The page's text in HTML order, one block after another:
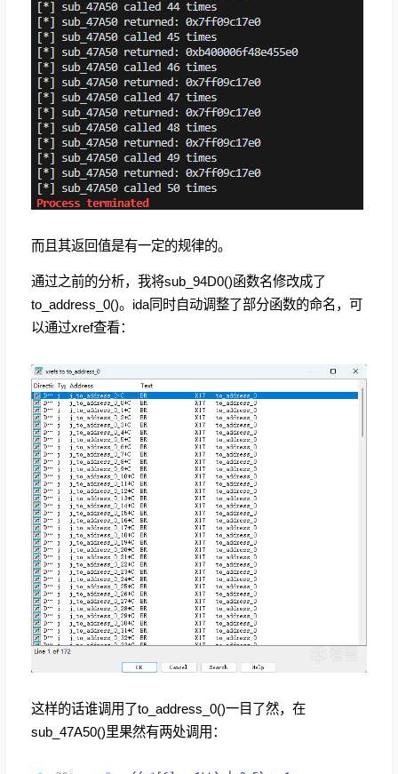
而且其返回值是有一定的规律的。
通过之前的分析，我将sub_94D0()函数名修改成了
to_address_0()。ida同时自动调整了部分函数的命名，可
以通过xref查看：
这样的话谁调用了to_address_0()一目了然，在
sub_47A50()里果然有两处调用：